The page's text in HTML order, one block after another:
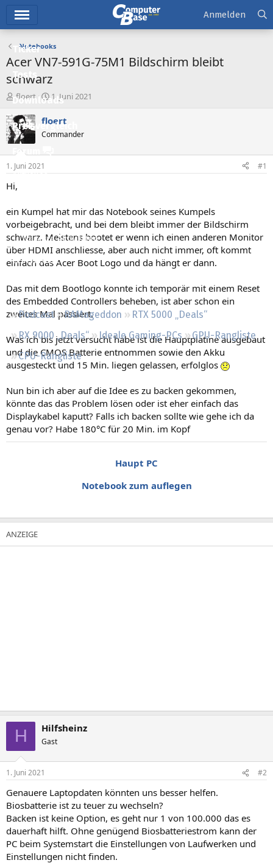
Ticker
Tests
Downloads
Preisvergleich
Forum
Aktuelles
Neue Beiträge
Neueste Aktivitäten
Leserartikel
Podcast RAMageddon
RTX 5000 „Deals“
RX 9000 „Deals“
Ideale Gaming-PCs
GPU-Rangliste
CPU-Rangliste
Anmelden
Notebooks
Acer VN7-591G-75M1 Bildschirm bleibt
schwarz
E
r
s
t
e
e
floert
E
r
s
e
t
1. Juni 2021
floert
Commander
1. Juni 2021 #1
Hi,
ein Kumpel hat mir das Notebook seines Kumpels
vorbeigebracht, und bei dem bleibt immer der Bildschirm
schwarz. Meistens bootet er wenn ich einen anderen Monitor
über HDMI anschliesse, aber auch nicht immer, oft kommt
einfach das Acer Boot Logo und da hängt er dann.
Das mit dem Bootlogo konnte ich temporär mit einem Reset
des Embedded Controllers beheben, ist aber schon ein
zweites Mal passiert.
Was ich bis jetzt versucht habe ist die Hauptplatine ausgebaut
und die CMOS Batterie entnommen sowie den Akku
ausgesteckt und 15 Min. liegen gelassen, erfolglos
Nun bin ich aber auf die Idee es zu backen gekommen,
könnte das das Problem lösen oder ist eher einfach das
Displaykabel kaputt? Falls ich backen sollte wie gehe ich da
genau vor? Habe 180°C für 20 Min. im Kopf
Haupt PC
Notebook zum auflegen
H Hilfsheinz
Gast
1. Juni 2021 #2
Genauere Laptopdaten könnten uns besser helfen.
Biosbatterie ist zu teuer zu wechseln?
Backen ist keine Option, es geht nur 1 von 100.000 das es
dauerhaft hilft. Ohne genügend Biosbatteriestrom kann der
PC beim Systemstart die Einstellungen von Laufwerken und
Einstellungen nicht finden.